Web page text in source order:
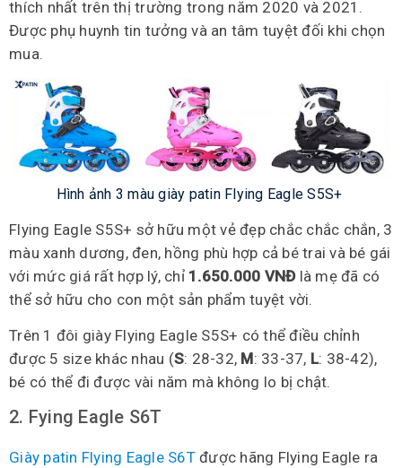
thích nhất trên thị trường trong năm 2020 và 2021.
Được phụ huynh tin tưởng và an tâm tuyệt đối khi chọn
mua.
Hình ảnh 3 màu giày patin Flying Eagle S5S+
Flying Eagle S5S+ sở hữu một vẻ đẹp chắc chắc chắn, 3
màu xanh dương, đen, hồng phù hợp cả bé trai và bé gái
với mức giá rất hợp lý, chỉ 1.650.000 VNĐlà mẹ đã có
thể sở hữu cho con một sản phẩm tuyệt vời.
Trên 1 đôi giày Flying Eagle S5S+ có thể điều chỉnh
được 5 size khác nhau (S: 28-32, M: 33-37, L: 38-42),
bé có thể đi được vài năm mà không lo bị chật.
2. Fying Eagle S6T
Giày patin Flying Eagle S6Tđược hãng Flying Eagle ra